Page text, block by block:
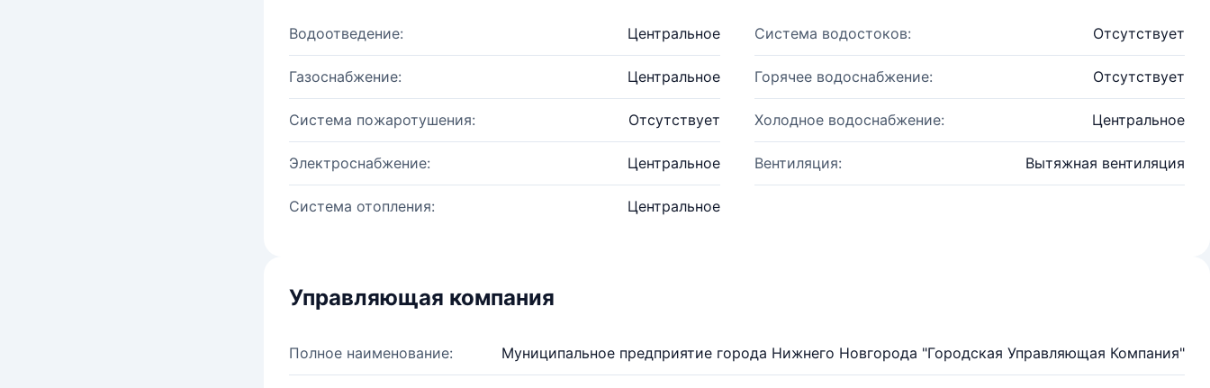
Водоотведение: Центральное Система водостоков: Отсутствует
Газоснабжение: Центральное Горячее водоснабжение: Отсутствует
Система пожаротушения: Отсутствует Холодное водоснабжение: Центральное
Электроснабжение: Центральное Вентиляция: Вытяжная вентиляция
Система отопления: Центральное
Управляющая компания
Полное наименование: Муниципальное предприятие города Нижнего Новгорода "Городская Управляющая Компания"